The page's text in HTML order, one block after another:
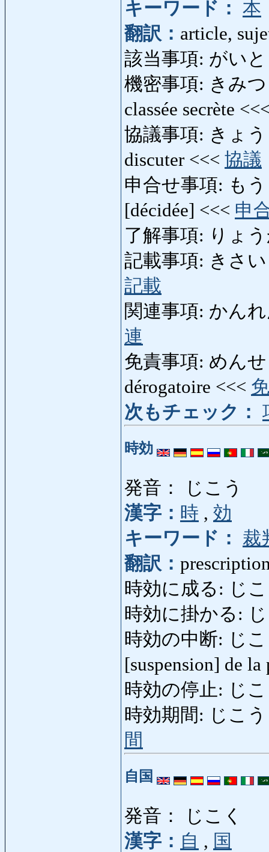
キーワード： 本
翻訳： article,
該当事項: がい
機密事項: きみつ
classée secrète
協議事項: きょう
discuter <<< 協議
申合せ事項: も
[décidée] <<< 申
了解事項: りょ
記載事項: きさい
記載
関連事項: かん
連
免責事項: めんせ
dérogatoire <<<
次もチェック：
時効
発音： じこう
漢字： 時 , 効
キーワード：
裁
翻訳：
時効に成る: じ
時効に掛かる:
時効の中断: じ
[suspension] de
時効の停止: じ
時効期間: じこ
間
自国
発音： じこく
漢字： 自 , 国